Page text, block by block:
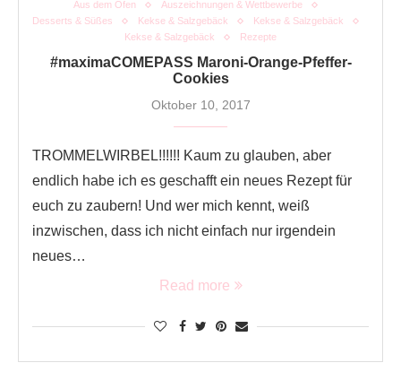
Aus dem Ofen
Auszeichnungen & Wettbewerbe
Desserts & Süßes
Kekse & Salzgebäck
Kekse & Salzgebäck
Kekse & Salzgebäck
Rezepte
#maximaCOMEPASS Maroni-Orange-Pfeffer-
Cookies
Oktober 10, 2017
TROMMELWIRBEL!!!!!! Kaum zu glauben, aber
endlich habe ich es geschafft ein neues Rezept für
euch zu zaubern! Und wer mich kennt, weiß
inzwischen, dass ich nicht einfach nur irgendein
neues…
Read more